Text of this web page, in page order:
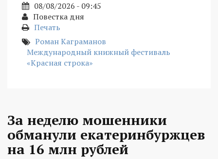
08/08/2026 - 09:45
Повестка дня
Печать
Роман Каграманов
Международный книжный фестиваль
«Красная строка»
За неделю мошенники
обманули екатеринбуржцев
на 16 млн рублей